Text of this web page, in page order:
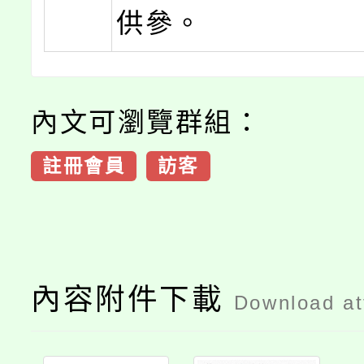
供參。
內文可瀏覽群組：
註冊會員 訪客
內容附件下載 Download